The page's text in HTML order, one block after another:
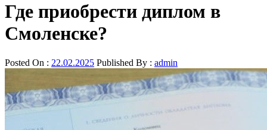
Где приобрести диплом в
Смоленске?
Posted On : 22.02.2025 Published By : admin